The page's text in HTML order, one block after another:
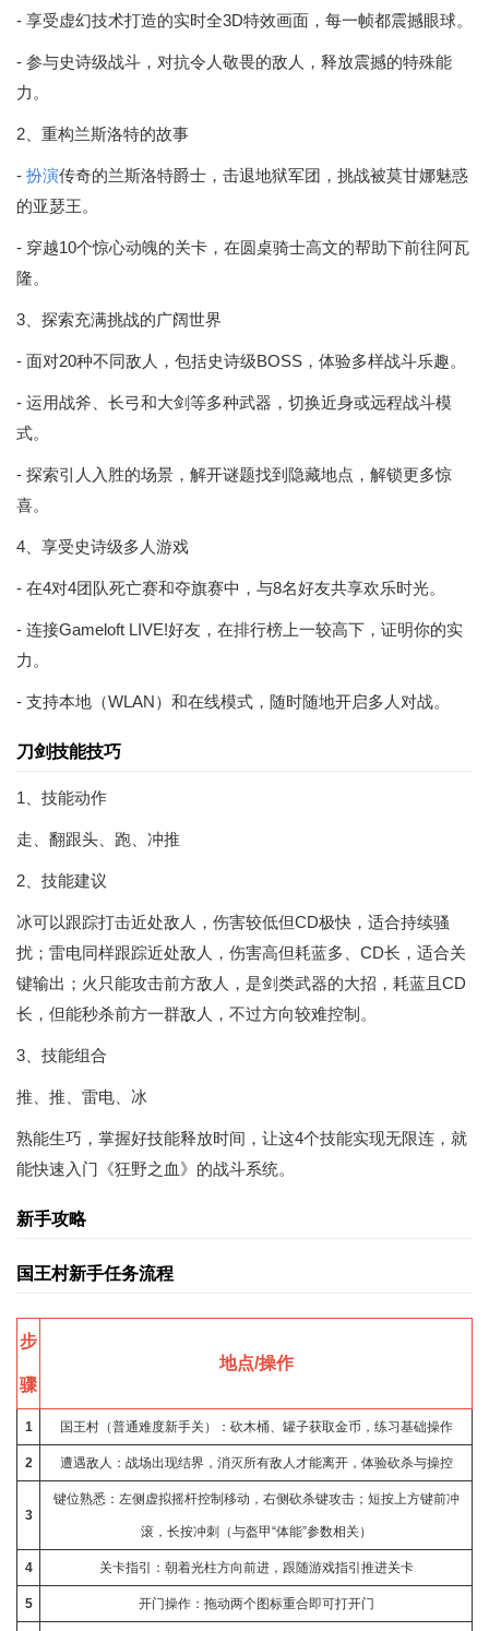
- 享受虚幻技术打造的实时全3D特效画面，每一帧都震撼眼球。
- 参与史诗级战斗，对抗令人敬畏的敌人，释放震撼的特殊能
力。
2、重构兰斯洛特的故事
- 扮演传奇的兰斯洛特爵士，击退地狱军团，挑战被莫甘娜魅惑
的亚瑟王。
- 穿越10个惊心动魄的关卡，在圆桌骑士高文的帮助下前往阿瓦
隆。
3、探索充满挑战的广阔世界
- 面对20种不同敌人，包括史诗级BOSS，体验多样战斗乐趣。
- 运用战斧、长弓和大剑等多种武器，切换近身或远程战斗模
式。
- 探索引人入胜的场景，解开谜题找到隐藏地点，解锁更多惊
喜。
4、享受史诗级多人游戏
- 在4对4团队死亡赛和夺旗赛中，与8名好友共享欢乐时光。
- 连接Gameloft LIVE!好友，在排行榜上一较高下，证明你的实
力。
- 支持本地（WLAN）和在线模式，随时随地开启多人对战。
刀剑技能技巧
1、技能动作
走、翻跟头、跑、冲推
2、技能建议
冰可以跟踪打击近处敌人，伤害较低但CD极快，适合持续骚
扰；雷电同样跟踪近处敌人，伤害高但耗蓝多、CD长，适合关
键输出；火只能攻击前方敌人，是剑类武器的大招，耗蓝且CD
长，但能秒杀前方一群敌人，不过方向较难控制。
3、技能组合
推、推、雷电、冰
熟能生巧，掌握好技能释放时间，让这4个技能实现无限连，就
能快速入门《狂野之血》的战斗系统。
新手攻略
国王村新手任务流程
步
骤
地点/操作
1 国王村（普通难度新手关）：砍木桶、罐子获取金币，练习基础操作
2 遭遇敌人：战场出现结界，消灭所有敌人才能离开，体验砍杀与操控
3
键位熟悉：左侧虚拟摇杆控制移动，右侧砍杀键攻击；短按上方键前冲
滚，长按冲刺（与盔甲“体能”参数相关）
4 关卡指引：朝着光柱方向前进，跟随游戏指引推进关卡
5 开门操作：拖动两个图标重合即可打开门